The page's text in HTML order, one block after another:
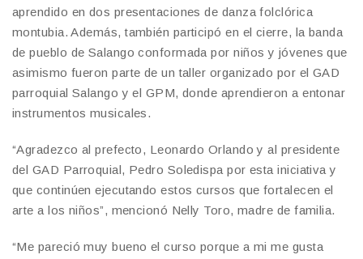
aprendido en dos presentaciones de danza folclórica
montubia. Además, también participó en el cierre, la banda
de pueblo de Salango conformada por niños y jóvenes que
asimismo fueron parte de un taller organizado por el GAD
parroquial Salango y el GPM, donde aprendieron a entonar
instrumentos musicales.
“Agradezco al prefecto, Leonardo Orlando y al presidente
del GAD Parroquial, Pedro Soledispa por esta iniciativa y
que continúen ejecutando estos cursos que fortalecen el
arte a los niños”, mencionó Nelly Toro, madre de familia.
“Me pareció muy bueno el curso porque a mi me gusta